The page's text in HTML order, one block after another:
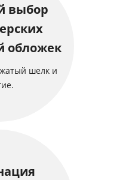
выбор
обложек
шелк и